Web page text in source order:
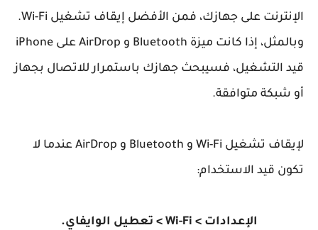
الإنترنت على جهازك، فمن الأفضل إيقاف تشغيل Wi-Fi.
وبالمثل، إذا كانت ميزة Bluetooth و AirDrop على iPhone
قيد التشغيل، فسيبحث جهازك باستمرار للاتصال بجهاز
أو شبكة متوافقة.
لإيقاف تشغيل Wi-Fi و Bluetooth و AirDrop عندما لا
تكون قيد الاستخدام:
الإعدادات > Wi-Fi > تعطيل الوايفاي.